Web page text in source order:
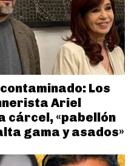
Los
Ariel
cárcel, «pabellón
gama y asados»